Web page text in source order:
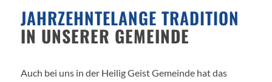
JAHR­ZEHNTE­LANGE TRADI­TION
IN UNSERER GEMEINDE
Auch bei uns in der Heilig Geist Gemeinde hat das